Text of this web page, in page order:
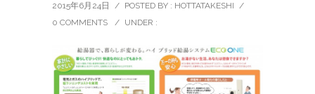
2015年6月24日 / POSTED BY : HOTTATAKESHI /
0 COMMENTS
/ UNDER :